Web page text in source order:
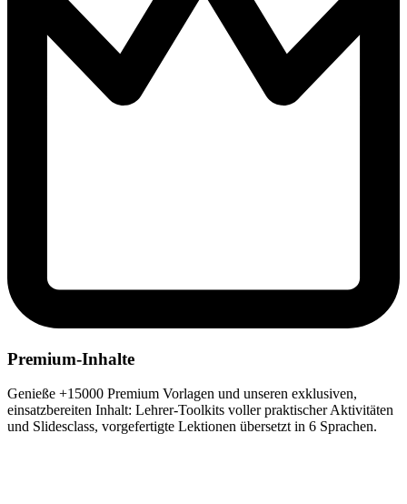
Premium-Inhalte
Genieße +15000 Premium Vorlagen und unseren exklusiven,
einsatzbereiten Inhalt: Lehrer-Toolkits voller praktischer Aktivitäten
und Slidesclass, vorgefertigte Lektionen übersetzt in 6 Sprachen.